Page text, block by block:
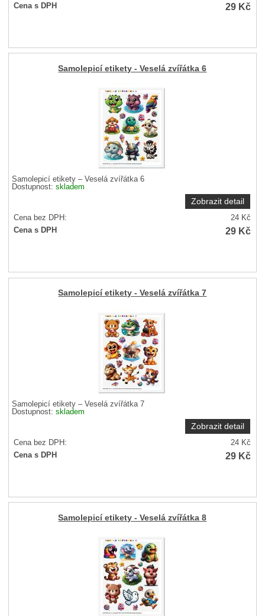
Cena s DPH 29 Kč
Samolepicí etikety - Veselá zvířátka 6
Samolepicí etikety – Veselá zvířátka 6
Dostupnost:skladem
Zobrazit detail
Cena bez DPH: 24 Kč
Cena s DPH
29 Kč
Samolepicí etikety - Veselá zvířátka 7
Samolepicí etikety – Veselá zvířátka 7
Dostupnost:skladem
Zobrazit detail
Cena bez DPH: 24 Kč
Cena s DPH
29 Kč
Samolepicí etikety - Veselá zvířátka 8